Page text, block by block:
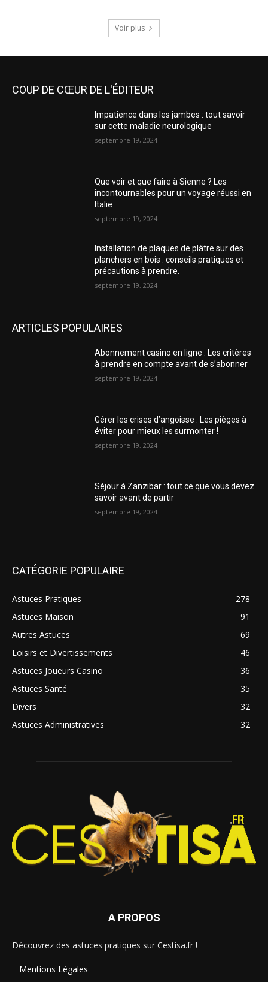
Voir plus
COUP DE CŒUR DE L'ÉDITEUR
Impatience dans les jambes : tout savoir
sur cette maladie neurologique
septembre 19, 2024
Que voir et que faire à Sienne ? Les
incontournables pour un voyage réussi en
Italie
septembre 19, 2024
Installation de plaques de plâtre sur des
planchers en bois : conseils pratiques et
précautions à prendre.
septembre 19, 2024
ARTICLES POPULAIRES
Abonnement casino en ligne : Les critères
à prendre en compte avant de s’abonner
septembre 19, 2024
Gérer les crises d’angoisse : Les pièges à
éviter pour mieux les surmonter !
septembre 19, 2024
Séjour à Zanzibar : tout ce que vous devez
savoir avant de partir
septembre 19, 2024
CATÉGORIE POPULAIRE
Astuces Pratiques
278
Astuces Maison
91
Autres Astuces
69
Loisirs et Divertissements
46
Astuces Joueurs Casino
36
Astuces Santé
35
Divers
32
Astuces Administratives
32
A PROPOS
Découvrez des astuces pratiques sur Cestisa.fr !
Mentions Légales